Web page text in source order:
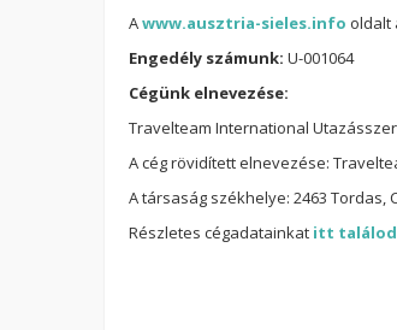
Awww.ausztria-sieles.info oldalt
Engedély számunk: U-001064
Cégünk elnevezése:
Travelteam International
A cég rövidített elnevezése:
A társaság székhelye: 2463 Tordas,
Részletes cégadatainkat itt találod